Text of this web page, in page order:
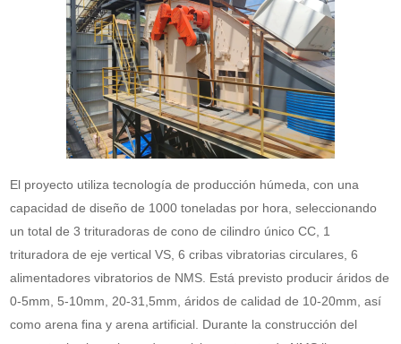
El proyecto utiliza tecnología de producción húmeda, con una
capacidad de diseño de 1000 toneladas por hora, seleccionando
un total de 3 trituradoras de cono de cilindro único CC, 1
trituradora de eje vertical VS, 6 cribas vibratorias circulares, 6
alimentadores vibratorios de NMS. Está previsto producir áridos de
0-5mm, 5-10mm, 20-31,5mm, áridos de calidad de 10-20mm, así
como arena fina y arena artificial. Durante la construcción del